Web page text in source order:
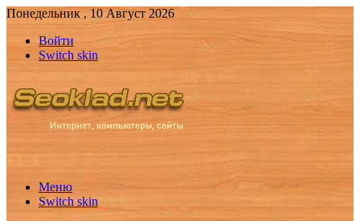
Понедельник , 10 Август 2026
Войти
Switch skin
Меню
Switch skin